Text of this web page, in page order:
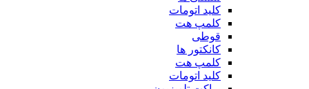
کلید اتومات
کلمپ هت
قوطی
کانکتور ها
کلمپ هت
کلید اتومات